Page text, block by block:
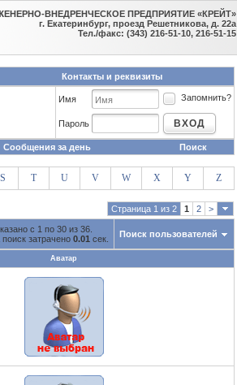
ВНЕДРЕНЧЕСКОЕ ПРЕДПРИЯТИЕ «КРЕЙТ»
г. Екатеринбург, проезд Решетникова, д. 22а
Тел./факс: (343) 216-51-10, 216-51-15
Контакты и реквизиты
Имя Запомнить?
Пароль ВХОД
Сообщения за день Поиск
S T U V W X Y Z
Страница 1 из 2 1 2 >
с 1 по 30 из 36.
затрачено 0.01 сек. Поиск пользователей
Аватар